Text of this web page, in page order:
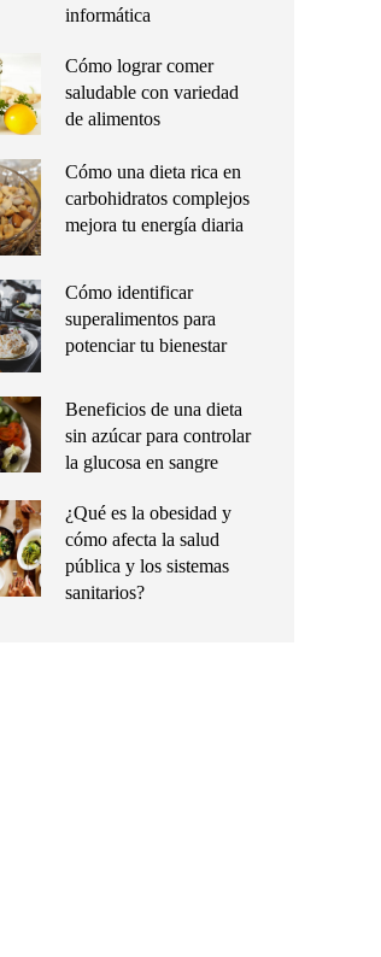
informática
Cómo lograr comer
saludable con variedad
de alimentos
Cómo una dieta rica en
carbohidratos complejos
mejora tu energía diaria
Cómo identificar
superalimentos para
potenciar tu bienestar
Beneficios de una dieta
sin azúcar para controlar
la glucosa en sangre
¿Qué es la obesidad y
cómo afecta la salud
pública y los sistemas
sanitarios?